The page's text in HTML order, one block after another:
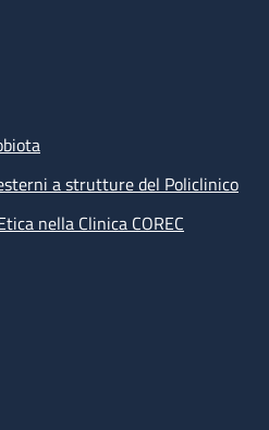
a strutture del Policlinico
nella Clinica COREC